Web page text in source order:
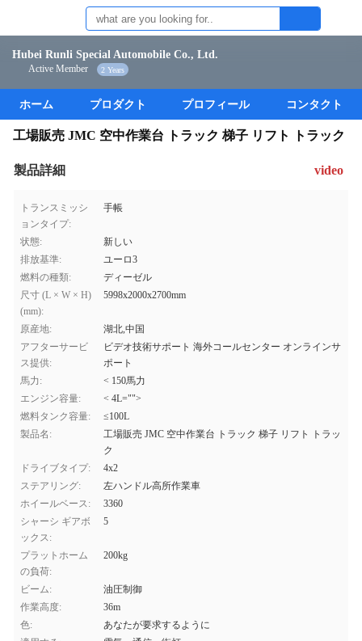
Hubei Runli Special Automobile Co., Ltd.
Active Member 2 Years
ホーム プロダクト プロフィール コンタクト
工場販売 JMC 空中作業台 トラック 梯子 リフト トラック
製品詳細 video
トランスミッシ
ョンタイプ:
手帳
状態:
新しい
排放基準:
ユーロ3
燃料の種類:
ディーゼル
尺寸 (L × W × H)
(mm):
5998x2000x2700mm
原産地:
湖北,中国
アフターサービ
ス提供:
ビデオ技術サポート 海外コールセンター オンラインサ
ポート
馬力:
< 150馬力
エンジン容量:
< 4L="">
燃料タンク容量:
≤100L
製品名:
工場販売 JMC 空中作業台 トラック 梯子 リフト トラッ
ク
ドライブタイプ:
4x2
ステアリング:
左ハンドル高所作業車
ホイールベース:
3360
シャーシ ギアボ
ックス:
5
プラットホーム
の負荷:
200kg
ビーム:
油圧制御
作業高度:
36m
色:
あなたが要求するように